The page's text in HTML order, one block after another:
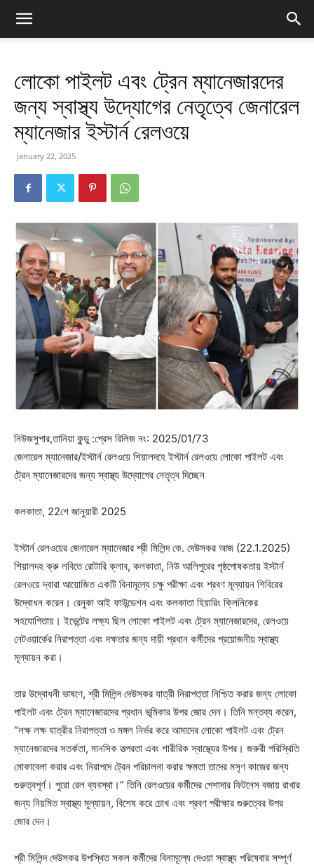
লোকো পাইলট এবং ট্রেন ম্যানেজারদের
জন্য স্বাস্থ্য উদ্যোগের নেতৃত্বে জেনারেল
ম্যানেজার ইস্টার্ন রেলওয়ে
January 22, 2025
নিউজসুপার,তানিয়া কুন্ডু :প্রেস রিলিজ নং: 2025/01/73
জেনারেল ম্যানেজার/ইস্টার্ন রেলওয়ে শিয়ালদহে ইস্টার্ন রেলওয়ে লোকো পাইলট এবং
ট্রেন ম্যানেজারদের জন্য স্বাস্থ্য উদ্যোগের নেতৃত্ব দিচ্ছেন
কলকাতা, 22শে জানুয়ারী 2025
ইস্টার্ন রেলওয়ের জেনারেল ম্যানেজার শ্রী মিলিন্দ কে. দেউসকর আজ (22.1.2025)
শিয়ালদহ ক্রু লবিতে রোটারি ক্লাব, কলকাতা, নিউ আলিপুরের পৃষ্ঠপোষকতায় ইস্টার্ন
রেলওয়ে দ্বারা আয়োজিত একটি বিনামূল্যে চক্ষু পরীক্ষা এবং শ্রবণ মূল্যায়ন শিবিরের
উদ্বোধন করেন। রেনুকা আই ফাউন্ডেশন এবং কলকাতা হিয়ারিং ক্লিনিকের
সহযোগিতায়। ইভেন্টের লক্ষ্য ছিল লোকো পাইলট এবং ট্রেন ম্যানেজারদের, রেলওয়ে
নেটওয়ার্কের নিরাপত্তা এবং দক্ষতার জন্য দায়ী প্রধান কর্মীদের প্রয়োজনীয় স্বাস্থ্য
মূল্যায়ন করা।
তার উদ্বোধনী ভাষণে, শ্রী মিলিন্দ দেউসকর যাত্রী নিরাপত্তা নিশ্চিত করার জন্য লোকো
পাইলট এবং ট্রেন ম্যানেজারদের প্রধান ভূমিকার উপর জোর দেন। তিনি মন্তব্য করেন,
“লক্ষ লক্ষ যাত্রীর নিরাপত্তা ও মঙ্গল নির্ভর করে আমাদের লোকো পাইলট এবং ট্রেন
ম্যানেজারদের সতর্কতা, মানসিক তত্পরতা এবং শারীরিক স্বাস্থ্যের উপর। জরুরী পরিস্থিতি
মোকাবেলা করার এবং নিরাপদে ট্রেন পরিচালনা করার ক্ষমতা তাদের মসৃণ কাজের জন্য
গুরুত্বপূর্ণ। পুরো রেল ব্যবস্থা।” তিনি রেলওয়ের কর্মীদের পেশাদার ফিটনেস বজায় রাখার
জন্য নিয়মিত স্বাস্থ্য মূল্যায়ন, বিশেষ করে চোখ এবং শ্রবণ পরীক্ষার গুরুত্বের উপর
জোর দেন।
শ্রী মিলিন্দ দেউসকর উপস্থিত সকল কর্মীদের বিনামূল্যে দেওয়া স্বাস্থ্য পরিষেবার সম্পূর্ণ